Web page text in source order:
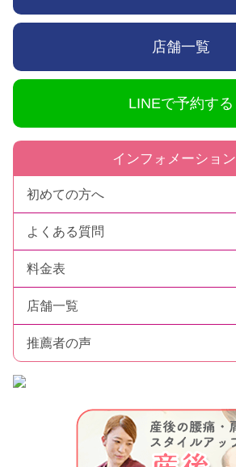
店舗一覧
LINEで予約する
インフォメーション
初めての方へ
よくある質問
料金表
店舗一覧
推薦者の声